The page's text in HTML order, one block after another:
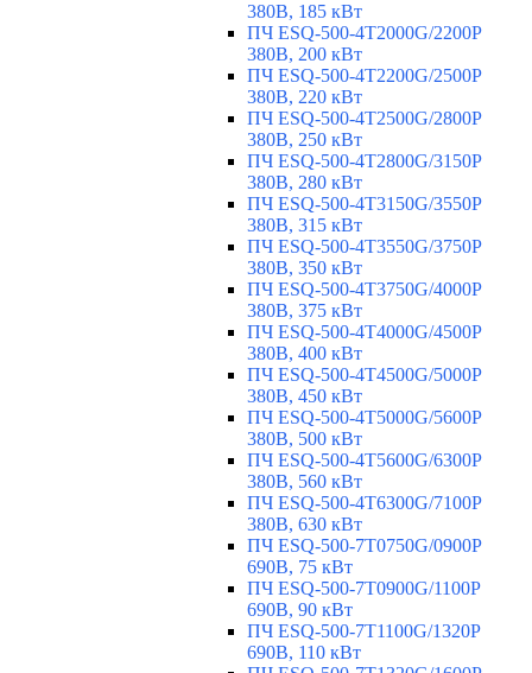
380В, 185 кВт
ПЧ ESQ-500-4T2000G/2200P
380В, 200 кВт
ПЧ ESQ-500-4T2200G/2500P
380В, 220 кВт
ПЧ ESQ-500-4T2500G/2800P
380В, 250 кВт
ПЧ ESQ-500-4T2800G/3150P
380В, 280 кВт
ПЧ ESQ-500-4T3150G/3550P
380В, 315 кВт
ПЧ ESQ-500-4T3550G/3750P
380В, 350 кВт
ПЧ ESQ-500-4T3750G/4000P
380В, 375 кВт
ПЧ ESQ-500-4T4000G/4500P
380В, 400 кВт
ПЧ ESQ-500-4T4500G/5000P
380В, 450 кВт
ПЧ ESQ-500-4T5000G/5600P
380В, 500 кВт
ПЧ ESQ-500-4T5600G/6300P
380В, 560 кВт
ПЧ ESQ-500-4T6300G/7100P
380В, 630 кВт
ПЧ ESQ-500-7T0750G/0900P
690В, 75 кВт
ПЧ ESQ-500-7T0900G/1100P
690В, 90 кВт
ПЧ ESQ-500-7T1100G/1320P
690В, 110 кВт